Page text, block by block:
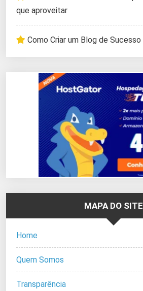
que aproveitar
Como Criar um Blog de Sucesso
MAPA DO SITE
Home
Quem Somos
Transparência